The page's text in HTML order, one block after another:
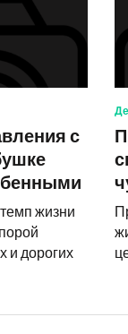
с
жизни
и дорогих